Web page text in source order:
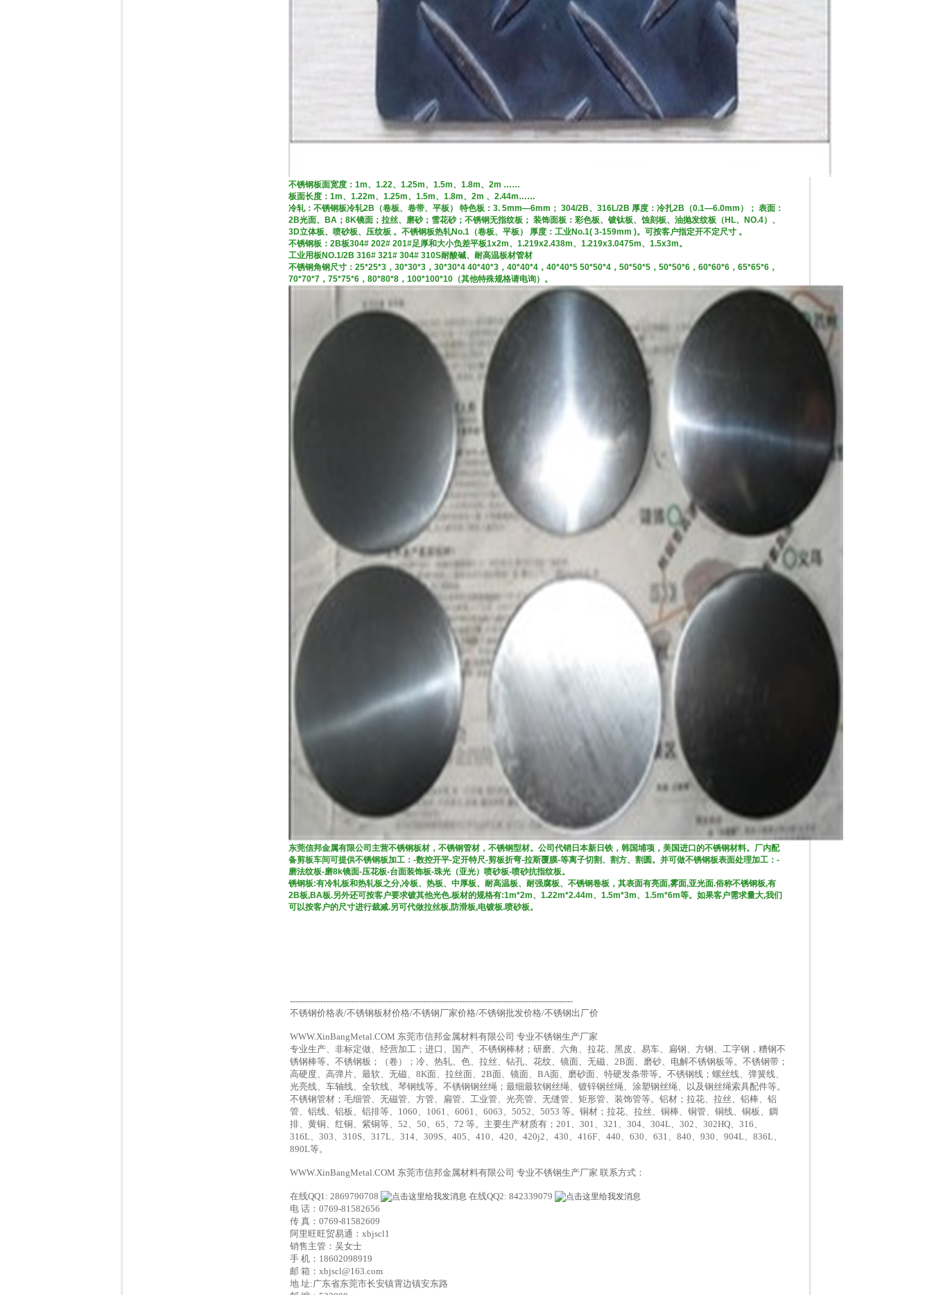
不锈钢板面宽度：1m、1.22、1.25m、1.5m、1.8m、2m ……
板面长度：1m、1.22m、1.25m、1.5m、1.8m、2m 、2.44m……
冷轧：不锈钢板冷轧2B（卷板、卷带、平板） 特色板：3. 5mm—6mm； 304/2B、316L/2B 厚度：冷扎2B（0.1—6.0mm）； 表面：
2B光面、BA；8K镜面；拉丝、磨砂；雪花砂；不锈钢无指纹板； 装饰面板：彩色板、镀钛板、蚀刻板、油抛发纹板（HL、NO.4）、
3D立体板、喷砂板、压纹板 。不锈钢板热轧No.1（卷板、平板） 厚度：工业No.1( 3-159mm )。可按客户指定开不定尺寸 。
不锈钢板：2B板304# 202# 201#足厚和大小负差平板1x2m、1.219x2.438m、1.219x3.0475m、1.5x3m。
工业用板NO.1/2B 316# 321# 304# 310S耐酸碱、耐高温板材管材
不锈钢角钢尺寸：25*25*3，30*30*3，30*30*4 40*40*3，40*40*4，40*40*5 50*50*4，50*50*5，50*50*6，60*60*6，65*65*6，
70*70*7，75*75*6，80*80*8，100*100*10（其他特殊规格请电询）。
东莞信邦金属有限公司主营不锈钢板材，不锈钢管材，不锈钢型材。公司代销日本新日铁，韩国埔项，美国进口的不锈钢材料。厂内配
备剪板车间可提供不锈钢板加工：-数控开平-定开特尺-剪板折弯-拉斯覆膜-等离子切割、割方、割圆。并可做不锈钢板表面处理加工：-
磨法纹板-磨8k镜面-压花板-台面装饰板-珠光（亚光）喷砂板-喷砂抗指纹板。
锈钢板:有冷轧板和热轧板之分,冷板、热板、中厚板、耐高温板、耐强腐板、不锈钢卷板，其表面有亮面,雾面,亚光面.俗称不锈钢板,有
2B板,BA板.另外还可按客户要求镀其他光色.板材的规格有:1m*2m、1.22m*2.44m、1.5m*3m、1.5m*6m等。如果客户需求量大,我们
可以按客户的尺寸进行裁减.另可代做拉丝板,防滑板,电镀板.喷砂板。
------------------------------------------------------------------------------------------------------
不锈钢价格表/不锈钢板材价格/不锈钢厂家价格/不锈钢批发价格/不锈钢出厂价
WWW.XinBangMetal.COM 东莞市信邦金属材料有限公司 专业不锈钢生产厂家
专业生产、非标定做、经营加工；进口、国产、不锈钢棒材；研磨、六角、拉花、黑皮、易车、扁钢、方钢、工字钢，糟钢不
锈钢棒等。不锈钢板；（卷）；冷、热轧、色、拉丝、钻孔、花纹、镜面、无磁、2B面、磨砂、电解不锈钢板等。不锈钢带；
高硬度、高弹片、最软、无磁、8K面、拉丝面、2B面、镜面、BA面、磨砂面、特硬发条带等。不锈钢线；螺丝线、弹簧线、
光亮线、车轴线、全软线、琴钢线等。不锈钢钢丝绳；最细最软钢丝绳、镀锌钢丝绳、涂塑钢丝绳、以及钢丝绳索具配件等。
不锈钢管材；毛细管、无磁管、方管、扁管、工业管、光亮管、无缝管、矩形管、装饰管等。铝材；拉花、拉丝、铝棒、铝
管、铝线、铝板、铝排等、1060、1061、6061、6063、5052、5053 等。铜材；拉花、拉丝、铜棒、铜管、铜线、铜板、錭
排、黄铜、红铜、紫铜等、52、50、65、72 等。主要生产材质有；201、301、321、304、304L、302、302HQ、316、
316L、303、310S、317L、314、309S、405、410、420、420j2、430、416F、440、630、631、840、930、904L、836L、
890L等。
WWW.XinBangMetal.COM 东莞市信邦金属材料有限公司 专业不锈钢生产厂家 联系方式：
在线QQ1: 2869790708
在线QQ2: 842339079
电 话：0769-81582656
传 真：0769-81582609
阿里旺旺贸易通：xbjscl1
销售主管：吴女士
手 机：18602098919
邮 箱：xbjscl@163.com
地 址:广东省东莞市长安镇霄边镇安东路